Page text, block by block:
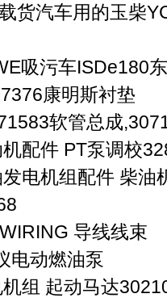
货汽车用的玉柴
吸污车ISDe180
康明斯衬垫
软管总成
配件 PT泵调校
电机组配件 柴油
导线线束
电动燃油泵
组 起动马达